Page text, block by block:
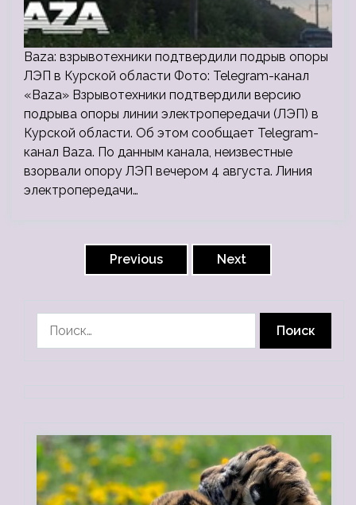
Baza: взрывотехники подтвердили подрыв опоры
ЛЭП в Курской области Фото: Telegram-канал
«Baza» Взрывотехники подтвердили версию
подрыва опоры линии электропередачи (ЛЭП) в
Курской области. Об этом сообщает Telegram-
канал Baza. По данным канала, неизвестные
взорвали опору ЛЭП вечером 4 августа. Линия
электропередачи…
Previous Next